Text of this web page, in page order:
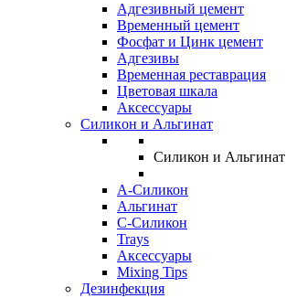
Адгезивный цемент
Временный цемент
Фосфат и Цинк цемент
Адгезивы
Временная реставрация
Цветовая шкала
Аксессуары
Силикон и Альгинат
Силикон и Альгинат
A-Силикон
Альгинат
C-Силикон
Trays
Аксессуары
Mixing Tips
Дезинфекция